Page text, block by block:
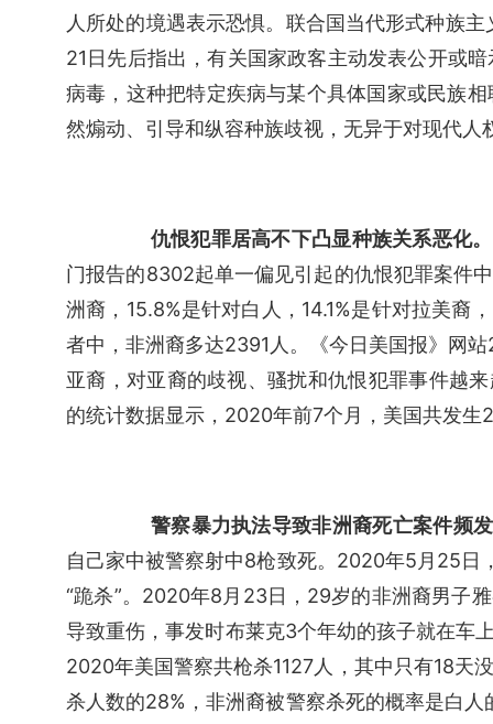
人所处的境遇表示恐惧。联合国当代形式种族
21日先后指出，有关国家政客主动发表公开或
病毒，这种把特定疾病与某个具体国家或民族
然煽动、引导和纵容种族歧视，无异于对现代人
仇恨犯罪居高不下凸显种族关系恶化。
门报告的8302起单一偏见引起的仇恨犯罪案件
洲裔，15.8%是针对白人，14.1%是针对拉美裔
者中，非洲裔多达2391人。《今日美国报》网
亚裔，对亚裔的歧视、骚扰和仇恨犯罪事件越
的统计数据显示，2020年前7个月，美国共发
警察暴力执法导致非洲裔死亡案件频
自己家中被警察射中8枪致死。2020年5月25日
“跪杀”。2020年8月23日，29岁的非洲裔男子
导致重伤，事发时布莱克3个年幼的孩子就在车
2020年美国警察共枪杀1127人，其中只有18天
杀人数的28%，非洲裔被警察杀死的概率是白